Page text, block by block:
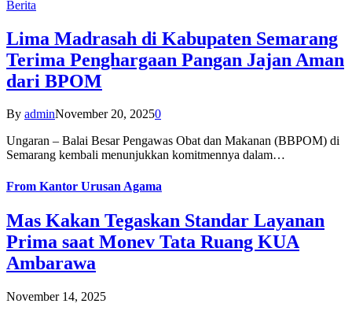
Berita
Lima Madrasah di Kabupaten Semarang
Terima Penghargaan Pangan Jajan Aman
dari BPOM
By adminNovember 20, 20250
Ungaran – Balai Besar Pengawas Obat dan Makanan (BBPOM) di
Semarang kembali menunjukkan komitmennya dalam…
From Kantor Urusan Agama
Mas Kakan Tegaskan Standar Layanan
Prima saat Monev Tata Ruang KUA
Ambarawa
November 14, 2025